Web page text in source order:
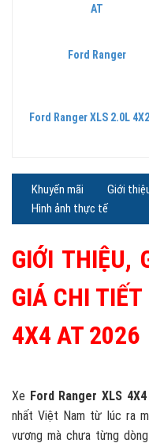
AT
Ford Ranger
Ford Ranger XLS 2.0L
Khuyến mãi Giới
Hình ảnh thực tế
GIỚI THIỆU,
GIÁ CHI TIẾT
4X4 AT 2026
Xe Ford Ranger XLS
nhất Việt Nam từ lúc ra
vương mà chưa từng